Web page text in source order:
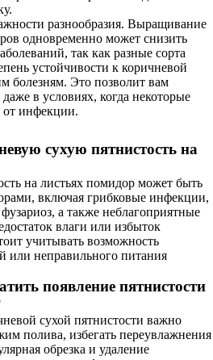
разнообразия. Выращивание
одновременно может снизить
так как разные сорта
устойчивости к коричневой
болезням. Это позволит вам
в условиях, когда некоторые
от инфекции.
сухую пятнистость на
на листьях помидор может быть
включая грибковые инфекции,
а также неблагоприятные
влаги или избыток
учитывать возможность
или неправильного питания
появление пятнистости
сухой пятнистости важно
полива, избегать переувлажнения
обрезка и удаление